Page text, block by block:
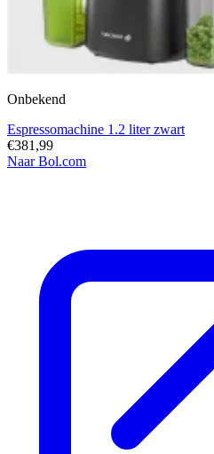
Onbekend
Espressomachine 1.2 liter zwart
€381,99
Naar Bol.com